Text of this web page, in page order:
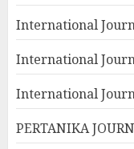
International
International
International
PERTANIKA